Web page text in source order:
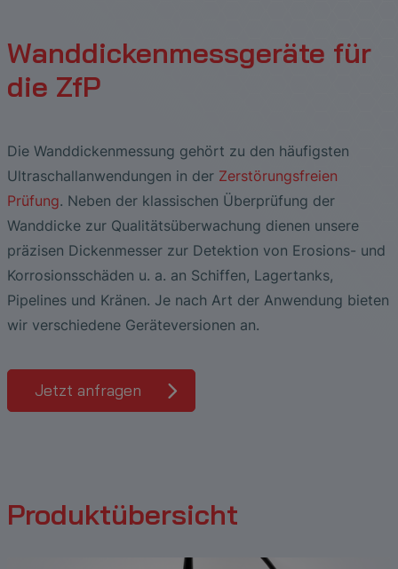
Wanddickenmessgeräte für
die ZfP
Die Wanddickenmessung gehört zu den häufigsten
Ultraschallanwendungen in der Zerstörungsfreien
Prüfung. Neben der klassischen Überprüfung der
Wanddicke zur Qualitätsüberwachung dienen unsere
präzisen Dickenmesser zur Detektion von Erosions- und
Korrosionsschäden u. a. an Schiffen, Lagertanks,
Pipelines und Kränen. Je nach Art der Anwendung bieten
wir verschiedene Geräteversionen an.
Jetzt anfragen
Produktübersicht
Durchflusssensoren in Continuous
Processing & Single-Use Anwendungen
Dialysemaschinen
Durchflusssensor für System zur
SONAPHONE DataSuite D
SteamExpert Module
Druckluftanlagen
Application of Ultrasound Technology
Kondensatsystemen sparen
FAQ-L.5
Schubplatten in der Keramikproduktion